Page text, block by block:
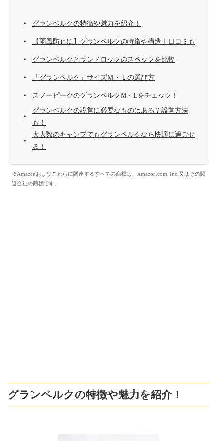
グランベルクの特徴や魅力を紹介！
【雨風防止に】グランベルクの特徴や構造｜口コミも
グランベルクとランドロックのスペックを比較
「グランベルク」サイズＭ・Ｌの選び方
スノーピークのグランベルクM・Lをチェック！
グランベルクの設営に必要なものはある？設営方法
も！
大人数のキャンプでもグランベルクなら快適に過ごせ
る！
※Amazonおよびこれらに関連するすべての商標は、Amazon.com, Inc.又はその関
連会社の商標です。
グランベルクの特徴や魅力を紹介！